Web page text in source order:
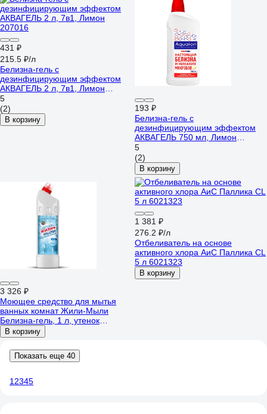
431 ₽
215.5 ₽/л
Белизна-гель с
дезинфицирующим эффектом
АКВАГЕЛЬ 2 л, 7в1, Лимон
207016
5
(2)
В корзину
193 ₽
Белизна-гель c
дезинфицирующим эффектом
АКВАГЕЛЬ 750 мл, Лимон
203322
5
(2)
В корзину
3 326 ₽
Моющее средство для мытья
ванных комнат Жили-Мыли
Белизна-гель, 1 л, утенок
(коробка 12 шт) 4623722075000
В корзину
1 381 ₽
276.2 ₽/л
Отбеливатель на основе
активного хлора АиС Паллика CL
5 л 6021323
В корзину
Показать еще 40
1 2345